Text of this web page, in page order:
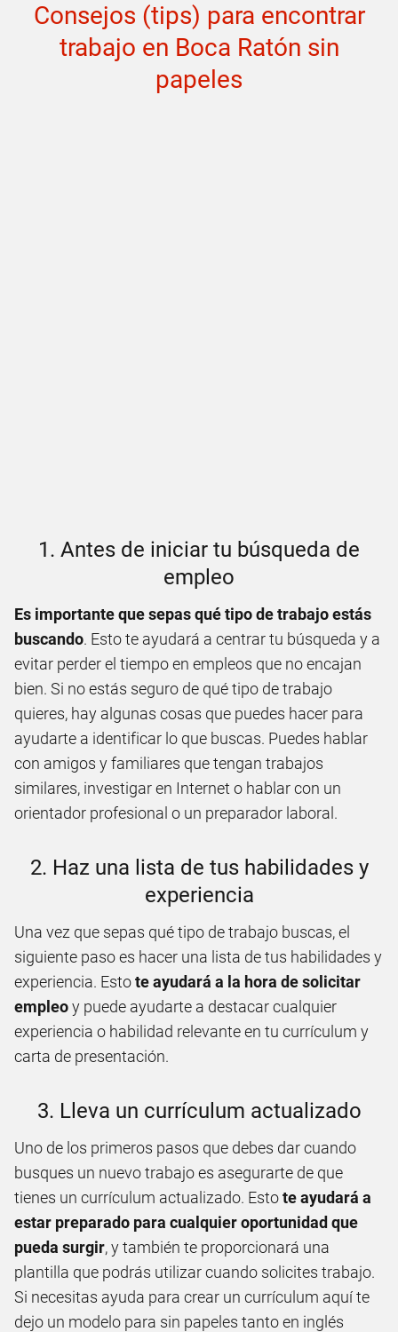
Consejos (tips) para encontrar
trabajo en Boca Ratón sin
papeles
1. Antes de iniciar tu búsqueda de
empleo
Es importante que sepas qué tipo de trabajo estás
buscando. Esto te ayudará a centrar tu búsqueda y a
evitar perder el tiempo en empleos que no encajan
bien. Si no estás seguro de qué tipo de trabajo
quieres, hay algunas cosas que puedes hacer para
ayudarte a identificar lo que buscas. Puedes hablar
con amigos y familiares que tengan trabajos
similares, investigar en Internet o hablar con un
orientador profesional o un preparador laboral.
2. Haz una lista de tus habilidades y
experiencia
Una vez que sepas qué tipo de trabajo buscas, el
siguiente paso es hacer una lista de tus habilidades y
experiencia. Estote ayudará a la hora de solicitar
empleoy puede ayudarte a destacar cualquier
experiencia o habilidad relevante en tu currículum y
carta de presentación.
3. Lleva un currículum actualizado
Uno de los primeros pasos que debes dar cuando
busques un nuevo trabajo es asegurarte de que
tienes un currículum actualizado. Estote ayudará a
estar preparado para cualquier oportunidad que
pueda surgir, y también te proporcionará una
plantilla que podrás utilizar cuando solicites trabajo.
Si necesitas ayuda para crear un currículum aquí te
dejo un modelo para sin papeles tanto en inglés